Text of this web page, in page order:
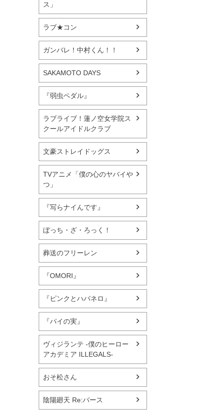
ス」
ラブ★コン
ガンバレ！中村くん！！
SAKAMOTO DAYS
『弱虫ペダル』
ラブライブ！蓮ノ空女学院ス
クールアイドルクラブ
文豪ストレイドッグス
TVアニメ「僕の心のヤバイや
つ」
『写らナイんです』
ぼっち・ざ・ろっく！
葬送のフリーレン
『OMORI』
『ピンクとハバネロ』
『パイの実』
ヴィジランテ -僕のヒーロー
アカデミア ILLEGALS-
おそ松さん
陰陽廻天 Re:バース